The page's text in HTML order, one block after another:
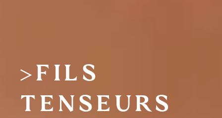
FILS
TENSEURS